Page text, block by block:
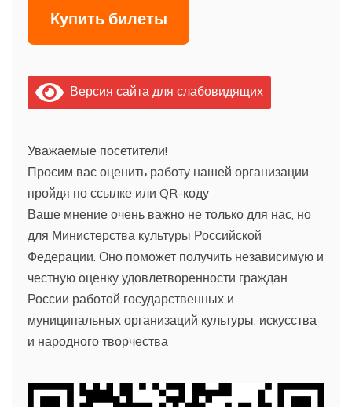
Купить билеты
Версия сайта для слабовидящих
Уважаемые посетители!
Просим вас оценить работу нашей организации,
пройдя по ссылке или QR-коду
Ваше мнение очень важно не только для нас, но
для Министерства культуры Российской
Федерации. Оно поможет получить независимую и
честную оценку удовлетворенности граждан
России работой государственных и
муниципальных организаций культуры, искусства
и народного творчества